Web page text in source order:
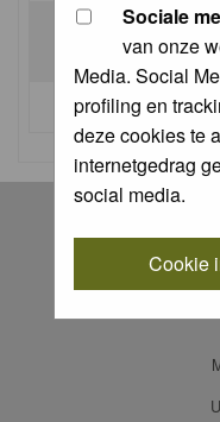
Sociale
van onze
Media. Social
profiling en
deze cookies te
internetgedrag
social media.
Cookie
I forgot my